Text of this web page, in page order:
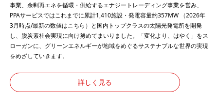
事業、余剰再エネを循環・供給するエナジートレーディング事業を営み、
PPAサービスではこれまでに累計1,410施設・発電容量約357MW （2026年
3月時点/最新の数値はこちら ）と国内トップクラスの太陽光発電所を開発
し、脱炭素社会実現に向け努めてまいりました。「変化より、はやく」をス
ローガンに、グリーンエネルギーが地域をめぐるサステナブルな世界の実現
をめざしていきます。
詳しく見る